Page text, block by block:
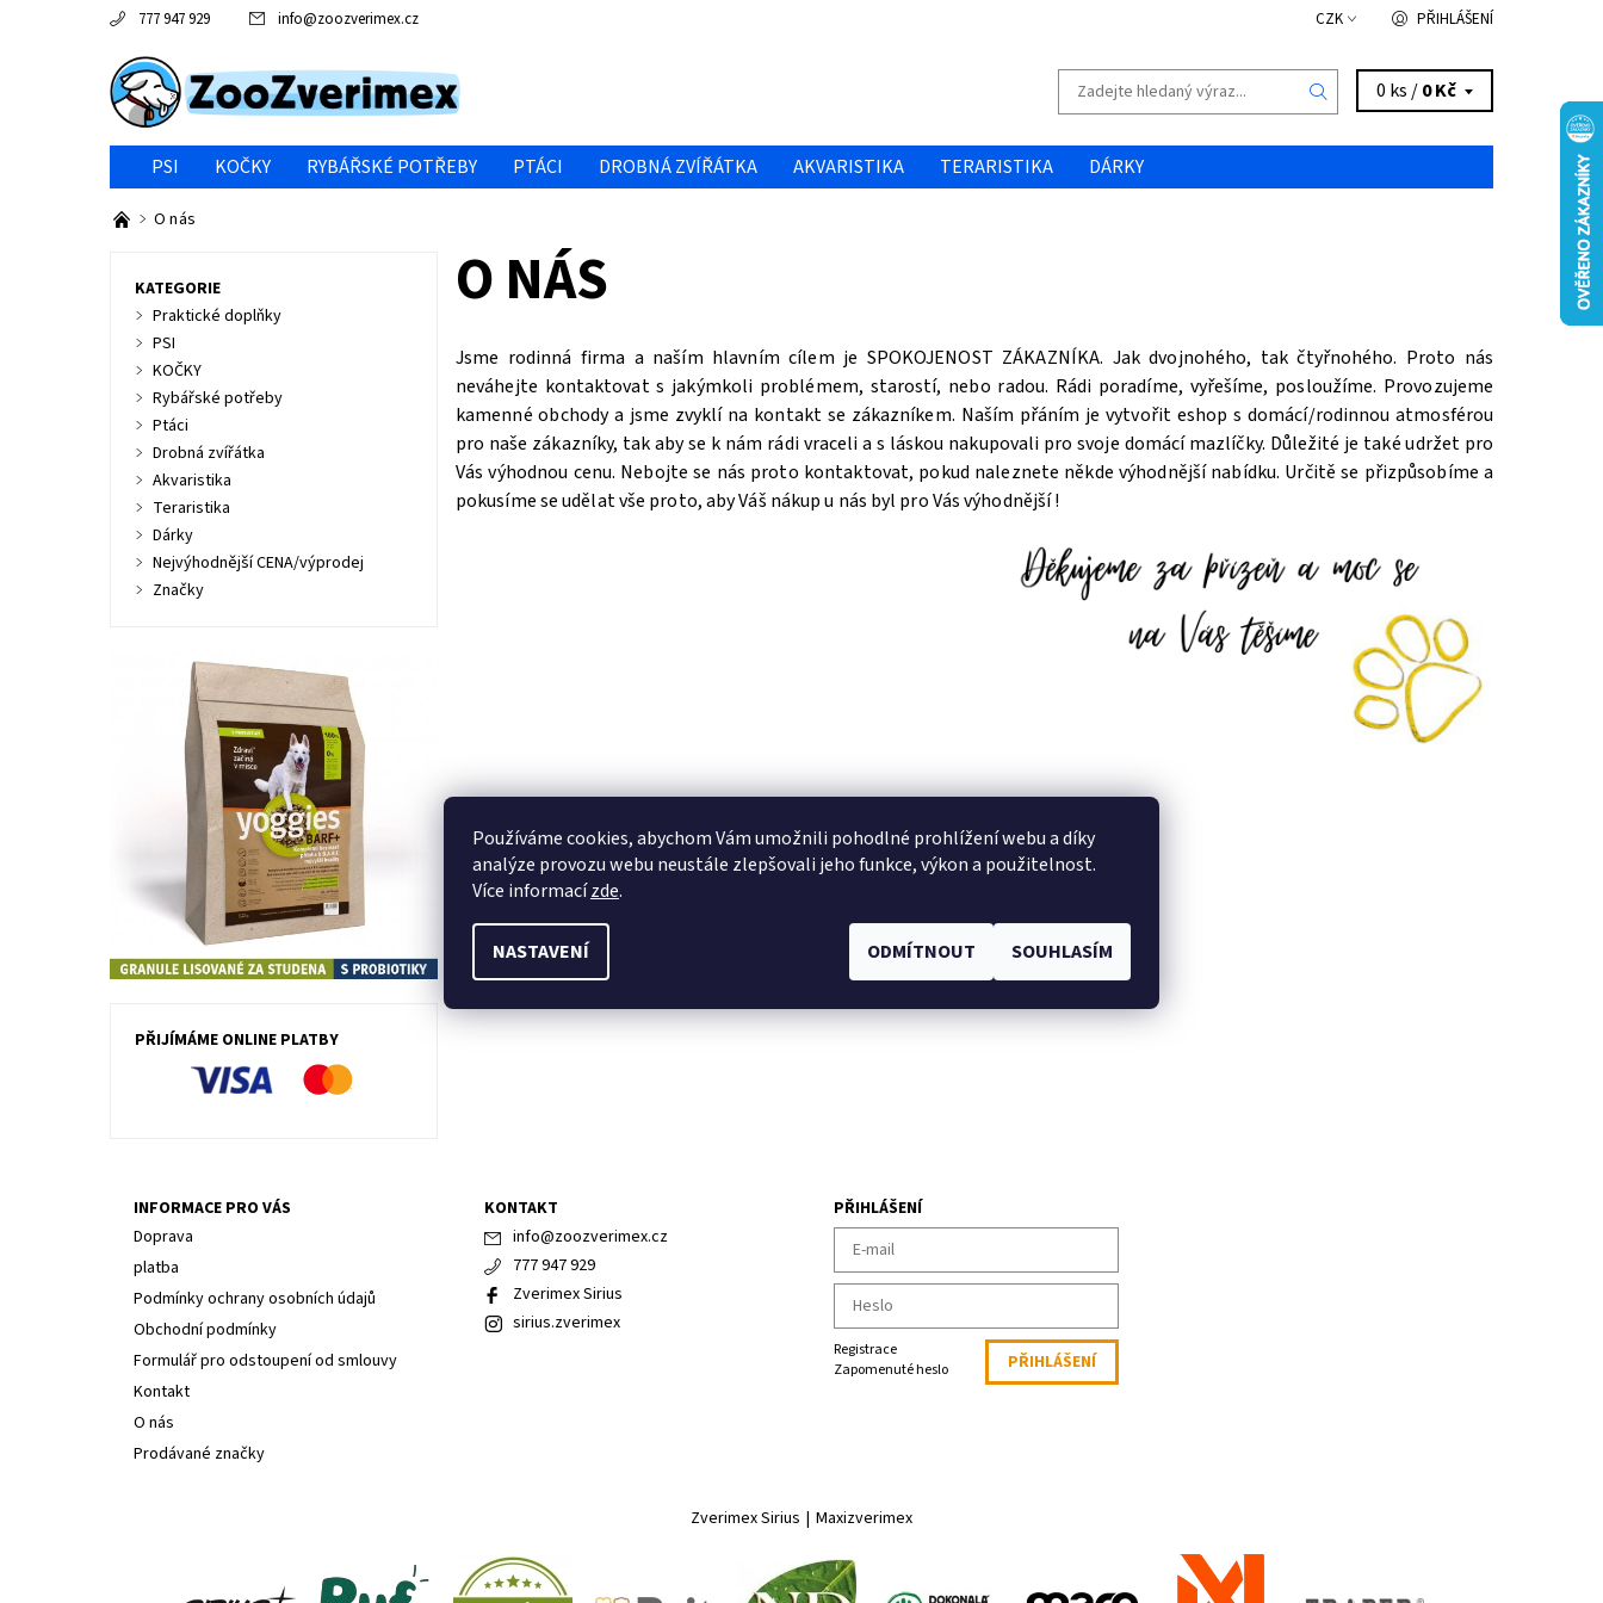
777 947 929 info@zoozverimex.cz CZK PŘIHLÁŠENÍ
0 ks /0 Kč
PSI KOČKY RYBÁŘSKÉ POTŘEBY PTÁCI DROBNÁ ZVÍŘÁTKA AKVARISTIKA TERARISTIKA
DÁRKY
NEJVÝHODNĚJŠÍ CENA/VÝPRODEJ
O nás
O NÁS
Jsme rodinná firma a naším hlavním cílem je SPOKOJENOST ZÁKAZNÍKA. Jak dvojnohého, tak čtyřnohého. Proto nás
neváhejte kontaktovat s jakýmkoli problémem, starostí, nebo radou. Rádi poradíme, vyřešíme, posloužíme. Provozujeme
kamenné obchody a jsme zvyklí na kontakt se zákazníkem. Naším přáním je vytvořit eshop s domácí/rodinnou atmosférou
pro naše zákazníky, tak aby se k nám rádi vraceli a s láskou nakupovali pro svoje domácí mazlíčky. Důležité je také udržet pro
Vás výhodnou cenu. Nebojte se nás proto kontaktovat, pokud naleznete někde výhodnější nabídku. Určitě se přizpůsobíme a
pokusíme se udělat vše proto, aby Váš nákup u nás byl pro Vás výhodnější !
KATEGORIE
Praktické doplňky
PSI
KOČKY
Rybářské potřeby
Ptáci
Drobná zvířátka
Akvaristika
Teraristika
Dárky
Nejvýhodnější CENA/výprodej
Značky
PŘIJÍMÁME ONLINE PLATBY
INFORMACE PRO VÁS
Doprava
platba
Podmínky ochrany osobních údajů
Obchodní podmínky
Formulář pro odstoupení od smlouvy
Kontakt
O nás
Prodávané značky
KONTAKT
info@zoozverimex.cz
777 947 929
Zverimex Sirius
sirius.zverimex
PŘIHLÁŠENÍ
Registrace
Zapomenuté heslo
Zverimex Sirius | Maxizverimex
Používáme cookies, abychom Vám umožnili pohodlné prohlížení webu a díky
analýze provozu webu neustále zlepšovali jeho funkce, výkon a použitelnost.
Více informacízde.
NASTAVENÍ ODMÍTNOUT SOUHLASÍM